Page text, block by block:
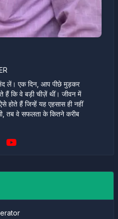
लें। एक दिन, आप पीछे मुड़कर
कि वे बड़ी चीज़ें थीं। जीवन में
होते हैं जिन्हें यह एहसास ही नहीं
तब वे सफलता के कितने करीब